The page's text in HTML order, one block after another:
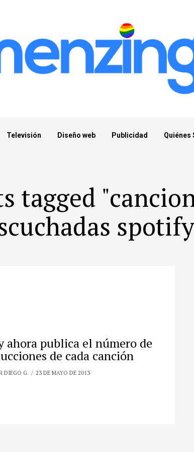
Televisión Diseño web Publicidad Quiénes
tagged
ahora publica el número de
de cada canción
DIEGO G. 23 DE MAYO DE 2013